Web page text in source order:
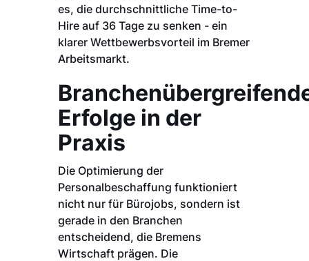
es, die durchschnittliche Time-to-
Hire auf 36 Tage zu senken - ein
klarer Wettbewerbsvorteil im Bremer
Arbeitsmarkt.
Erfolge in der
Praxis
Die Optimierung der
Personalbeschaffung funktioniert
nicht nur für Bürojobs, sondern ist
gerade in den Branchen
entscheidend, die Bremens
Wirtschaft prägen. Die